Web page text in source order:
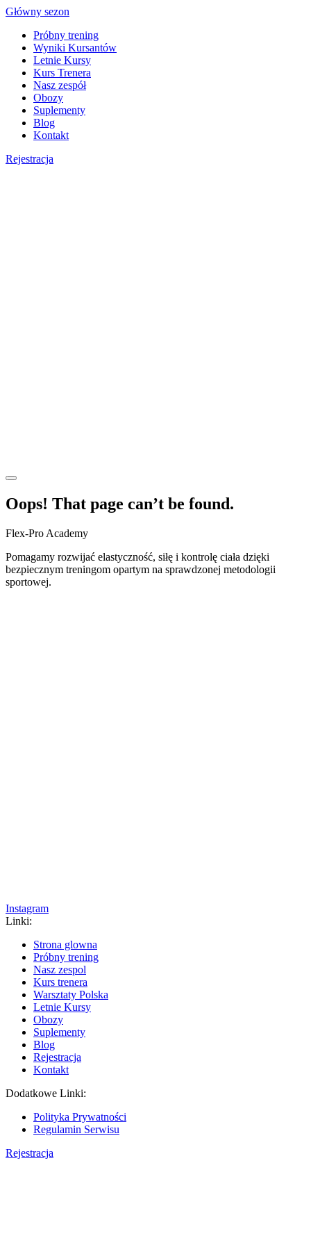
Skip
content
Główny sezon
Próbny trening
Wyniki Kursantów
Letnie Kursy
Kurs Trenera
Nasz zespół
Obozy
Suplementy
Blog
Kontakt
Rejestracja
Oops! That page can’t be found.
Flex-Pro Academy
Pomagamy rozwijać elastyczność, siłę i kontrolę ciała dzięki
bezpiecznym treningom opartym na sprawdzonej metodologii
sportowej.
Instagram
Linki:
Strona glowna
Próbny trening
Nasz zespol
Kurs trenera
Warsztaty Polska
Letnie Kursy
Obozy
Suplementy
Blog
Rejestracja
Kontakt
Dodatkowe Linki:
Polityka Prywatności
Regulamin Serwisu
Rejestracja